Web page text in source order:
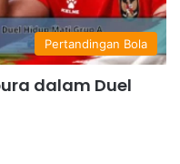
Pertandingan Bola
dalam Duel